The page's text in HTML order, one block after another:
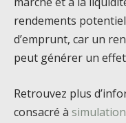
rendements
d’emprunt, car un
peut générer un
Retrouvez plus
consacré à